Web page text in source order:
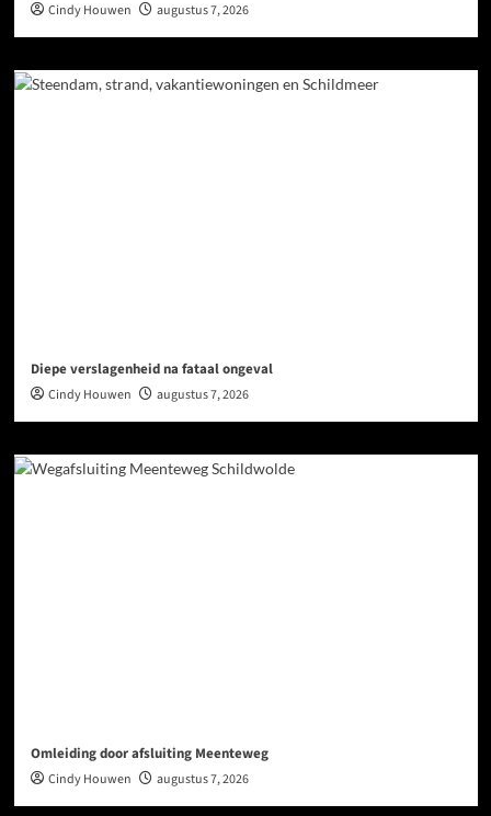
Cindy Houwen augustus 7, 2026
Diepe verslagenheid na fataal ongeval
Cindy Houwen augustus 7, 2026
Omleiding door afsluiting Meenteweg
Cindy Houwen augustus 7, 2026